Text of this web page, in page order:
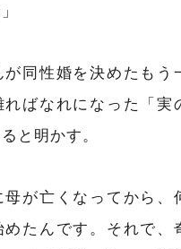
同性婚を決めたもう
ればなれになった「実
と明かす。
母が亡くなってから、
めたんです。それで、